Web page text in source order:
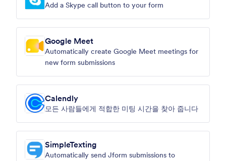
Add a Skype call button to your form
Google Meet
Automatically create Google Meet meetings for
new form submissions
Calendly
모든 사람들에게 적합한 미팅 시간을 찾아 줍니다
SimpleTexting
Automatically send Jform submissions to